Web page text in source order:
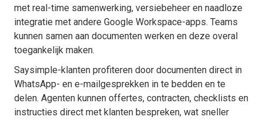
met real-time samenwerking, versiebeheer en naadloze
integratie met andere Google Workspace-apps. Teams
kunnen samen aan documenten werken en deze overal
toegankelijk maken.
Saysimple-klanten profiteren door documenten direct in
WhatsApp- en e-mailgesprekken in te bedden en te
delen. Agenten kunnen offertes, contracten, checklists en
instructies direct met klanten bespreken, wat sneller